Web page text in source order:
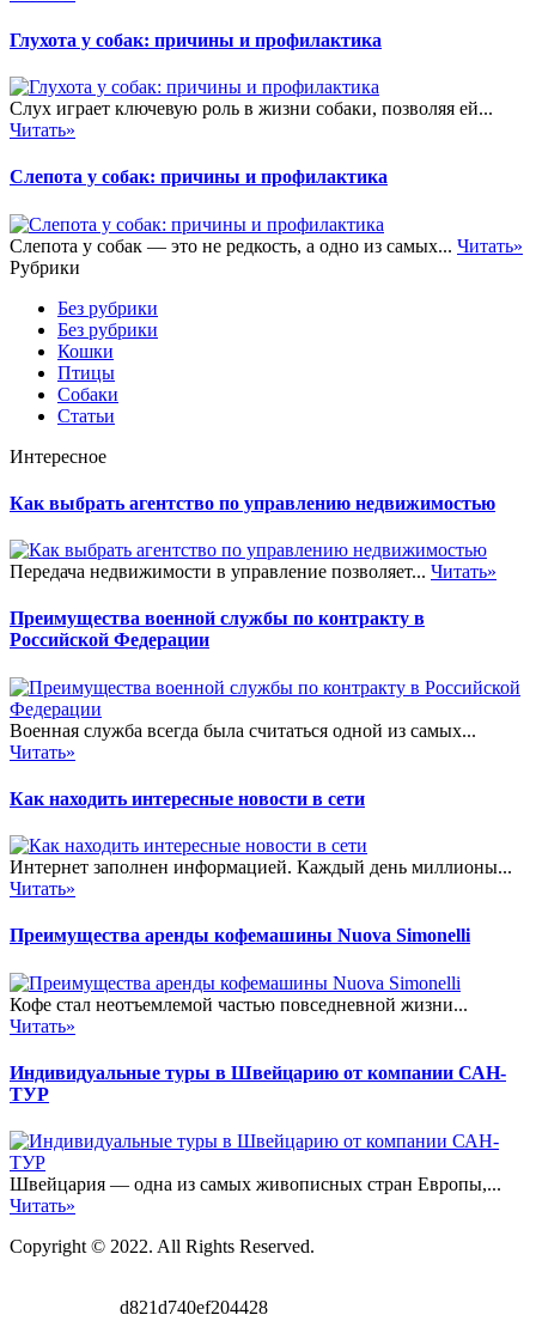
Глухота у собак: причины и профилактика
Слух играет ключевую роль в жизни собаки, позволяя ей...
Читать»
Слепота у собак: причины и профилактика
Слепота у собак — это не редкость, а одно из самых... Читать»
Рубрики
Без рубрики
Без рубрики
Кошки
Птицы
Собаки
Статьи
Интересное
Как выбрать агентство по управлению недвижимостью
Передача недвижимости в управление позволяет... Читать»
Преимущества военной службы по контракту в
Российской Федерации
Военная служба всегда была считаться одной из самых...
Читать»
Как находить интересные новости в сети
Интернет заполнен информацией. Каждый день миллионы...
Читать»
Преимущества аренды кофемашины Nuova Simonelli
Кофе стал неотъемлемой частью повседневной жизни...
Читать»
Индивидуальные туры в Швейцарию от компании САН-
ТУР
Швейцария — одна из самых живописных стран Европы,...
Читать»
Copyright © 2022. All Rights Reserved.
d821d740ef204428